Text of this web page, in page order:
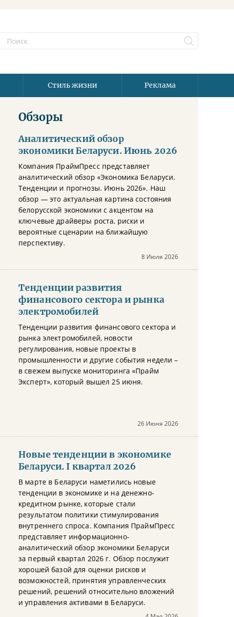
Стиль жизни Реклама
Обзоры
Аналитический обзор
экономики Беларуси. Июнь 2026
Компания ПраймПресс представляет
аналитический обзор «Экономика Беларуси.
Тенденции и прогнозы. Июнь 2026». Наш
обзор — это актуальная картина состояния
белорусской экономики с акцентом на
ключевые драйверы роста, риски и
вероятные сценарии на ближайшую
перспективу.
8 Июля 2026
Тенденции развития
финансового сектора и рынка
электромобилей
Тенденции развития финансового сектора и
рынка электромобилей, новости
регулирования, новые проекты в
промышленности и другие события недели –
в свежем выпуске мониторинга «Прайм
Эксперт», который вышел 25 июня.
26 Июня 2026
Новые тенденции в экономике
Беларуси. I квартал 2026
В марте в Беларуси наметились новые
тенденции в экономике и на денежно-
кредитном рынке, которые стали
результатом политики стимулирования
внутреннего спроса. Компания ПраймПресс
представляет информационно-
аналитический обзор экономики Беларуси
за первый квартал 2026 г. Обзор послужит
хорошей базой для оценки рисков и
возможностей, принятия управленческих
решений, решений относительно вложений
и управления активами в Беларуси.